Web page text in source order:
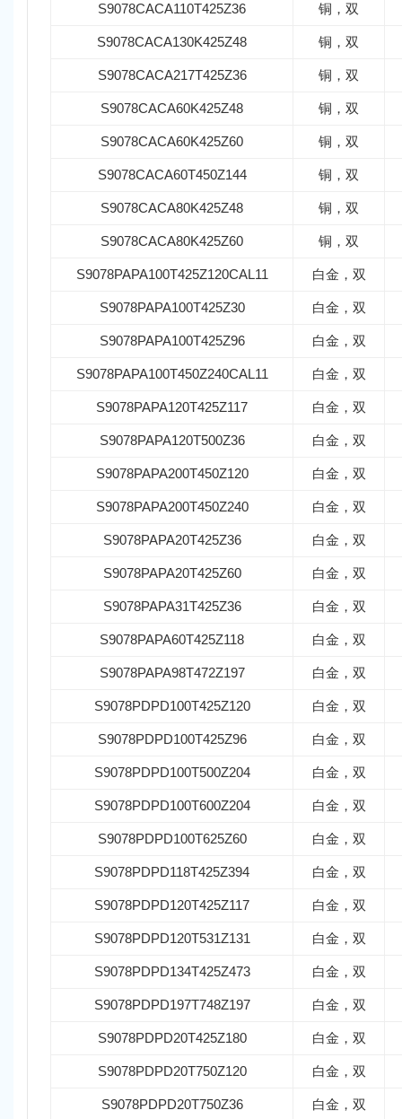
S9078CACA110T425Z36 铜，双
S9078CACA130K425Z48 铜，双
S9078CACA217T425Z36 铜，双
S9078CACA60K425Z48 铜，双
S9078CACA60K425Z60 铜，双
S9078CACA60T450Z144 铜，双
S9078CACA80K425Z48 铜，双
S9078CACA80K425Z60 铜，双
S9078PAPA100T425Z120CAL11 白金，双
S9078PAPA100T425Z30 白金，双
S9078PAPA100T425Z96 白金，双
S9078PAPA100T450Z240CAL11 白金，双
S9078PAPA120T425Z117 白金，双
S9078PAPA120T500Z36 白金，双
S9078PAPA200T450Z120 白金，双
S9078PAPA200T450Z240 白金，双
S9078PAPA20T425Z36 白金，双
S9078PAPA20T425Z60 白金，双
S9078PAPA31T425Z36 白金，双
S9078PAPA60T425Z118 白金，双
S9078PAPA98T472Z197 白金，双
S9078PDPD100T425Z120 白金，双
S9078PDPD100T425Z96 白金，双
S9078PDPD100T500Z204 白金，双
S9078PDPD100T600Z204 白金，双
S9078PDPD100T625Z60 白金，双
S9078PDPD118T425Z394 白金，双
S9078PDPD120T425Z117 白金，双
S9078PDPD120T531Z131 白金，双
S9078PDPD134T425Z473 白金，双
S9078PDPD197T748Z197 白金，双
S9078PDPD20T425Z180 白金，双
S9078PDPD20T750Z120 白金，双
S9078PDPD20T750Z36 白金，双